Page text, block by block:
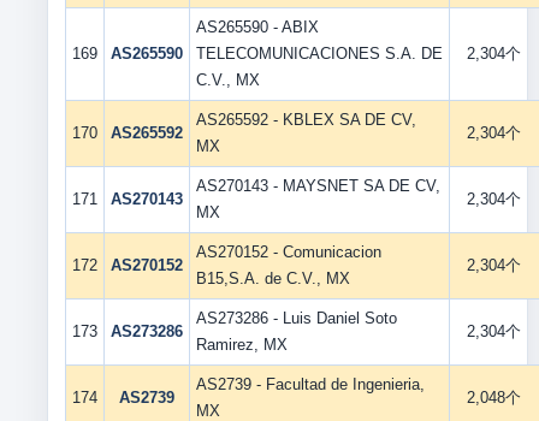
169 AS265590
AS265590 - ABIX
TELECOMUNICACIONES S.A. DE
C.V., MX
2,304个
170 AS265592
AS265592 - KBLEX SA DE CV,
MX
2,304个
171 AS270143
AS270143 - MAYSNET SA DE CV,
MX
2,304个
172 AS270152
AS270152 - Comunicacion
B15,S.A. de C.V., MX
2,304个
173 AS273286
AS273286 - Luis Daniel Soto
Ramirez, MX
2,304个
174 AS2739
AS2739 - Facultad de Ingenieria,
MX
2,048个